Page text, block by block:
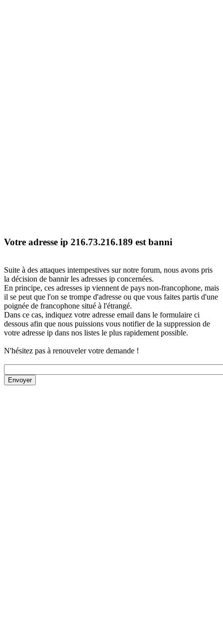
Votre adresse ip 216.73.216.189 est banni
Suite à des attaques intempestives sur notre forum, nous avons pris
la décision de bannir les adresses ip concernées.
En principe, ces adresses ip viennent de pays non-francophone, mais
il se peut que l'on se trompe d'adresse ou que vous faites partis d'une
poignée de francophone situé à l'étrangé.
Dans ce cas, indiquez votre adresse email dans le formulaire ci
dessous afin que nous puissions vous notifier de la suppression de
votre adresse ip dans nos listes le plus rapidement possible.
N'hésitez pas à renouveler votre demande !